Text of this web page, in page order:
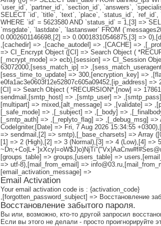
`user_id`, `partner_id`, `section_id`, `answers`,
SELECT `id`, `title`, `text`, `place`, `status_id`,
WHERE `id` = 5623580 AND `status_id` = 1,[3] =>
`msgdate`, `lastdate`, `lastanswer` FROM
0.0002601146698,[2] => 0.00018310546875,[3] =>
,[cachedir] => ,[cache_autodel] => ,[CACHE] =>
=> CI_Encrypt Object ([CI] => Search Object (
[_mcrypt_mode] => ecb),[session] => CI_Session
63072000,[sess_match_ip] =>
[sess_time_to_update] => 300,[encryption_key] =>
e0fa1ac3e0603f12e52807c605a09452,[ip_address]
[CI] => Search Object ( *RECURSION*,[now] =>
sendmail,[smtp_host] => ,[smtp_user] =>
[multipart] => mixed,[alt_message] => ,[validate] =>
[_safe_mode] => ,[_subject] => ,[_body] =>
[_smtp_auth] => ,[_replyto_flag] => ,[_debug_msg]
CodeIgniter,[Date] => Fri, 7 Aug 2026 15:34:55
=> sendmail,[2] => smtp),[_base_charsets] => Array
[1] => 2 (High),[2] => 3 (Normal),[3] => 4 (Low),[4] =>
[groups_table] => groups,[users_table] =>
=> utf-8),[mail_from_email] =>
[email_activation_message] =>
Email Activation
Your email activation code is : {activation_code}
,[forgotten_password_subject] => Восстановление
Восстановление забытого пароля.
Вы или, возможно, кто-то другой запросил
Если вы этого не делали - просто проигнорируйте